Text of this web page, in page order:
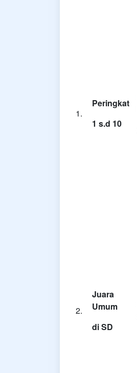
1.
Peringkat
1 s.d 10
2.
Juara
Umum
di SD